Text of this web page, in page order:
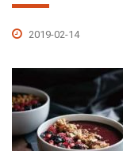
2019-02-14